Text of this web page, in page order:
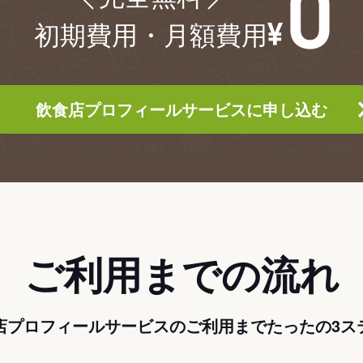
初期費用・月額費用
飲食店プロフィールサービスに申し込む
ご利用までの流れ
プロフィールサービスのご利用までたったの3ス